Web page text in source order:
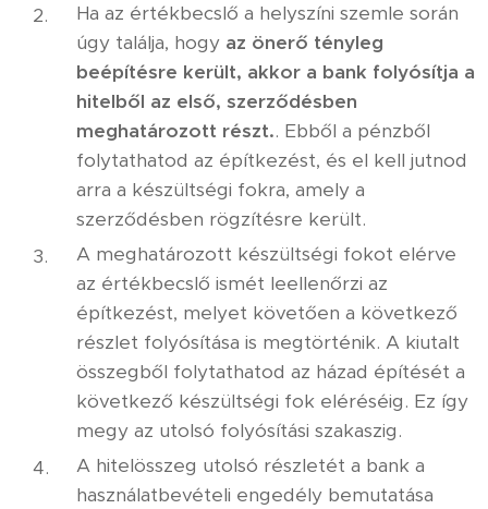
Ha az értékbecslő a helyszíni szemle során
úgy találja, hogy az önerő tényleg
beépítésre került, akkor a bank folyósítja a
hitelből az első, szerződésben
meghatározott részt.. Ebből a pénzből
folytathatod az építkezést, és el kell jutnod
arra a készültségi fokra, amely a
szerződésben rögzítésre került.
A meghatározott készültségi fokot elérve
az értékbecslő ismét leellenőrzi az
építkezést, melyet követően a következő
részlet folyósítása is megtörténik. A kiutalt
összegből folytathatod az házad építését a
következő készültségi fok eléréséig. Ez így
megy az utolsó folyósítási szakaszig.
A hitelösszeg utolsó részletét a bank a
használatbevételi engedély bemutatása